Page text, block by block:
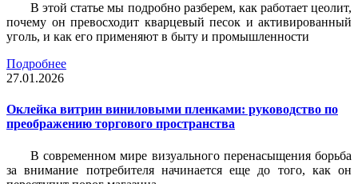
В этой статье мы подробно разберем, как работает цеолит,
почему он превосходит кварцевый песок и активированный
уголь, и как его применяют в быту и промышленности
Подробнее
27.01.2026
Оклейка витрин виниловыми пленками: руководство по
преображению торгового пространства
В современном мире визуального перенасыщения борьба
за внимание потребителя начинается еще до того, как он